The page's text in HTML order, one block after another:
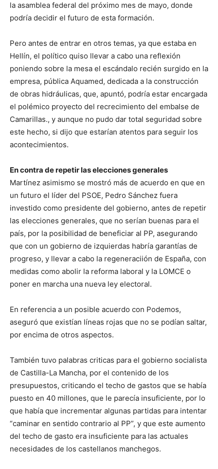
la asamblea federal del próximo mes de mayo, donde
podría decidir el futuro de esta formación.
Pero antes de entrar en otros temas, ya que estaba en
Hellín, el político quiso llevar a cabo una reflexión
poniendo sobre la mesa el escándalo recién surgido en la
empresa, pública Aquamed, dedicada a la construcción
de obras hidráulicas, que, apuntó, podría estar encargada
el polémico proyecto del recrecimiento del embalse de
Camarillas., y aunque no pudo dar total seguridad sobre
este hecho, si dijo que estarían atentos para seguir los
acontecimientos.
En contra de repetir las elecciones generales
Martínez asimismo se mostró más de acuerdo en que en
un futuro el líder del PSOE, Pedro Sánchez fuera
investido como presidente del gobierno, antes de repetir
las elecciones generales, que no serían buenas para el
país, por la posibilidad de beneficiar al PP, asegurando
que con un gobierno de izquierdas habría garantías de
progreso, y llevar a cabo la regeneraciión de España, con
medidas como abolir la reforma laboral y la LOMCE o
poner en marcha una nueva ley electoral.
En referencia a un posible acuerdo con Podemos,
aseguró que existían líneas rojas que no se podían saltar,
por encima de otros aspectos.
También tuvo palabras criticas para el gobierno socialista
de Castilla-La Mancha, por el contenido de los
presupuestos, criticando el techo de gastos que se había
puesto en 40 millones, que le parecía insuficiente, por lo
que había que incrementar algunas partidas para intentar
“caminar en sentido contrario al PP”, y que este aumento
del techo de gasto era insuficiente para las actuales
necesidades de los castellanos manchegos.